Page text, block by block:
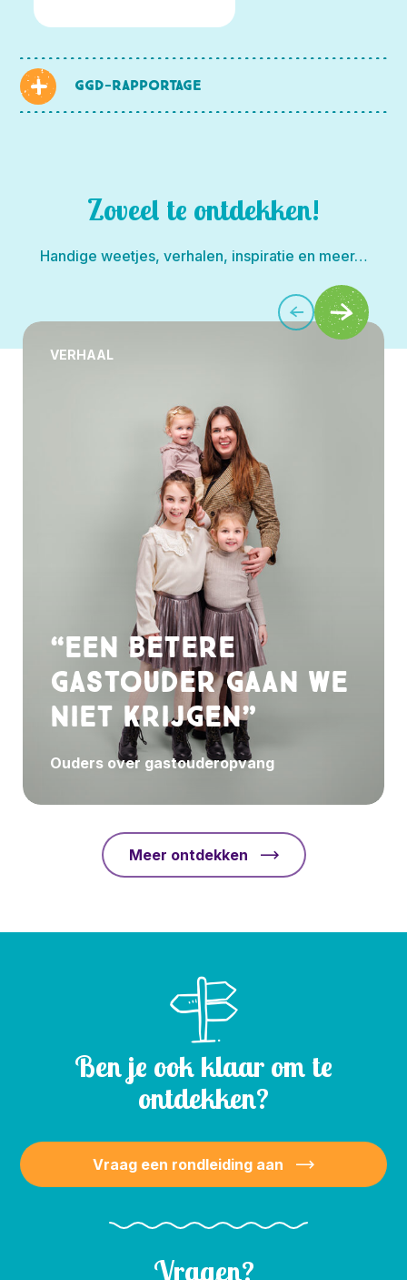
GGD-rapportage
Zoveel te ontdekken!
Handige weetjes, verhalen, inspiratie en meer…
VERHAAL
“Een betere
gastouder gaan we
niet krijgen”
Ouders over gastouderopvang
Meer ontdekken
Ben je ook klaar om te
ontdekken?
Vraag een rondleiding aan
Vragen?